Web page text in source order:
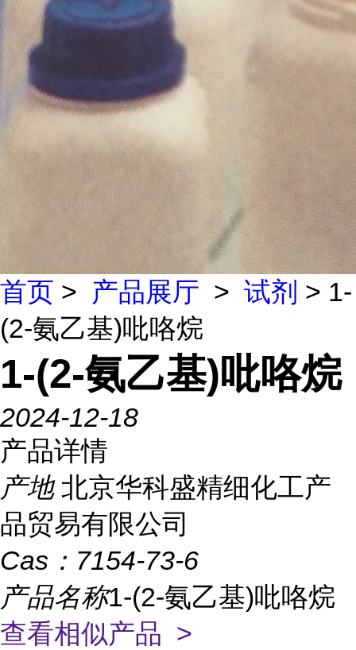
首页 > 产品展厅 > 试剂 > 1-
(2-氨乙基)吡咯烷
1-(2-氨乙基)吡咯烷
2024-12-18
产品详情
产地 北京华科盛精细化工产
品贸易有限公司
Cas： 7154-73-6
产品名称1-(2-氨乙基)吡咯烷
查看相似产品 >